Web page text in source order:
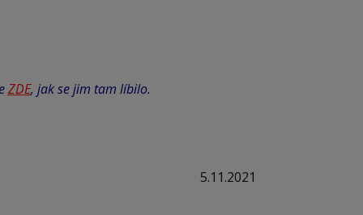
ZDE, jak se jim tam líbilo.
5.11.2021